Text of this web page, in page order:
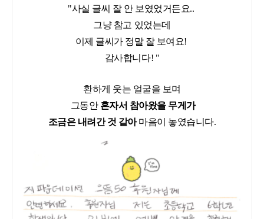
"사실 글씨 잘 안 보였었거든요..
그냥 참고 있었는데
이제 글씨가 정말 잘 보여요!
감사합니다! "
환하게 웃는 얼굴을 보며
그동안 혼자서 참아왔을 무게가
조금은 내려간 것 같아마음이 놓였습니다.